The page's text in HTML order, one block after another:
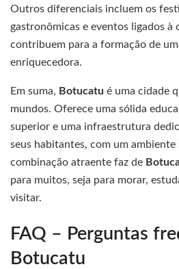
Outros diferenciais incluem os
gastronômicas e eventos ligados à
contribuem para a formação de
enriquecedora.
Em suma, Botucatu é uma cidade
mundos. Oferece uma sólida
superior e uma infraestrutura
seus habitantes, com um ambiente
combinação atraente faz de
para muitos, seja para morar,
visitar.
FAQ – Perguntas
Botucatu